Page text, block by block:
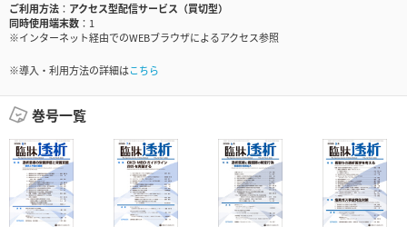
ご利用方法
アクセス型配信サービス（買切型）
同時使用端末数
1
※インターネット経由でのWEBブラウザによるアクセス参照
※導入・利用方法の詳細はこちら
巻号一覧